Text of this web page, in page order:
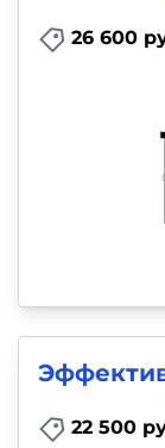
26 600
22 500